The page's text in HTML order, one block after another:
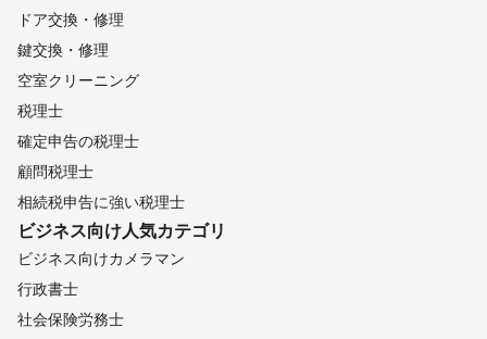
ドア交換・修理
鍵交換・修理
空室クリーニング
税理士
確定申告の税理士
顧問税理士
相続税申告に強い税理士
ビジネス向け人気カテゴリ
ビジネス向けカメラマン
行政書士
社会保険労務士